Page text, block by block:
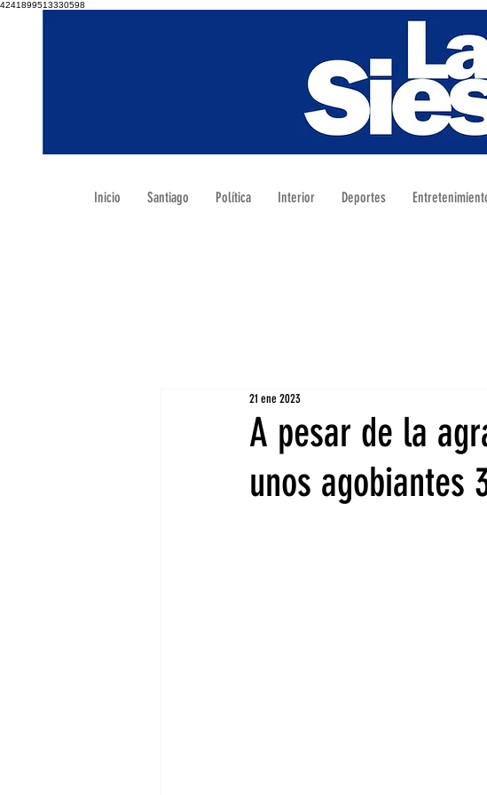
4241899513330598
Inicio Santiago Política Interior Deportes
A pesar de la
unos agobiantes
21 ene 2023